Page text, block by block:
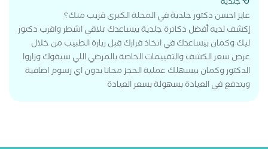
جلدية
عايز احسن دكتور جلدية في المحلة الكبرى قريب منك؟
إكشف لديه أفضل دكاترة جلدية بيساعدك تلاقي اشطر واقرب دكتور
ليك وكمان بيساعدك في اتخاذ قرارك قبل زيارة الطبيب من خلال
عرض سعر الكشف والتقييمات الخاصة بالمرضي اللي سبقوك وزاروا
الدكتور وكمان بيسهلك عملية الحجز مجانا بدون اي رسوم اضافية
وبتدفع في العيادة بسهولة بسعر العيادة